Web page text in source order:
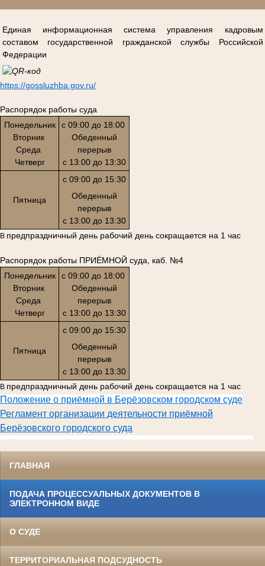
Единая информационная система управления кадровым
составом государственной гражданской службы Российской
Федерации
https://gossluzhba.gov.ru/
Распорядок работы суда
Понедельник
Вторник
Среда
Четверг
с 09:00 до 18:00
Обеденный
перерыв
с 13:00 до 13:30
Пятница
с 09:00 до 15:30
Обеденный
перерыв
с 13:00 до 13:30
В предпраздничный день рабочий день сокращается на 1 час
Распорядок работы ПРИЁМНОЙ суда, каб. №4
Понедельник
Вторник
Среда
Четверг
с 09:00 до 18:00
Обеденный
перерыв
с 13:00 до 13:30
Пятница
с 09:00 до 15:30
Обеденный
перерыв
с 13:00 до 13:30
В предпраздничный день рабочий день сокращается на 1 час
Положение о приёмной в Берёзовском городском суде
Регламент организации деятельности приёмной
Берёзовского городского суда
ГЛАВНАЯ
ПОДАЧА ПРОЦЕССУАЛЬНЫХ ДОКУМЕНТОВ В
ЭЛЕКТРОННОМ ВИДЕ
О СУДЕ
ТЕРРИТОРИАЛЬНАЯ ПОДСУДНОСТЬ